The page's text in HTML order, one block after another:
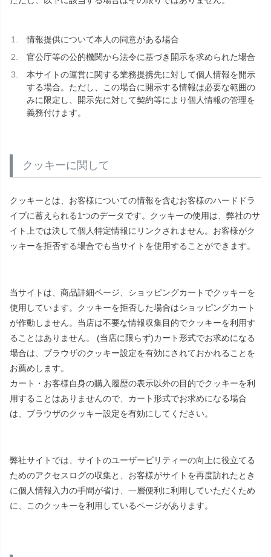
情報提供について本人の同意がある場合
官公庁等の公的機関から法令に基づき開示を求められた場合
本サイトの運営に関する業務提携先に対して個人情報を開示
する場合。ただし、この場合に開示する情報は必要な範囲の
みに限定し、開示先に対して契約等により個人情報の管理を
義務付けます。
クッキーに関して
クッキーとは、お客様についての情報を含むお客様のハードドラ
イブに蓄えられる1つのデータです。クッキーの使用は、弊社のサ
イト上では決して個人特定情報にリンクされません。お客様がク
ッキーを拒否する場合でも当サイトを使用することができます。
当サイトは、商品詳細ページ、ショッピングカートでクッキーを
使用しています。クッキーを拒否した場合はショッピングカート
が作動しません。当店は不要な情報収集目的でクッキーを利用す
ることはありません。 (当店に限らず)カート形式でお求めになる
場合は、ブラウザのクッキー設定を有効にされておかれることを
お薦めします。
カート・お客様自身の購入履歴の表示以外の目的でクッキーを利
用することはありませんので、カート形式でお求めになる場合
は、ブラウザのクッキー設定を有効にしてください。
弊社サイトでは、サイトのユーザービリティーの向上に役立てる
ためのアクセスログの収集と、お客様がサイトを再度訪れたとき
に個人情報入力の手間が省け、一層便利に利用していただくため
に、このクッキーを利用しているページがあります。